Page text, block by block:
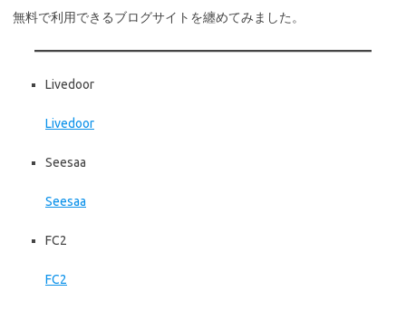
無料で利用できるブログサイトを纏めてみました。
Livedoor
Livedoor
Seesaa
Seesaa
FC2
FC2